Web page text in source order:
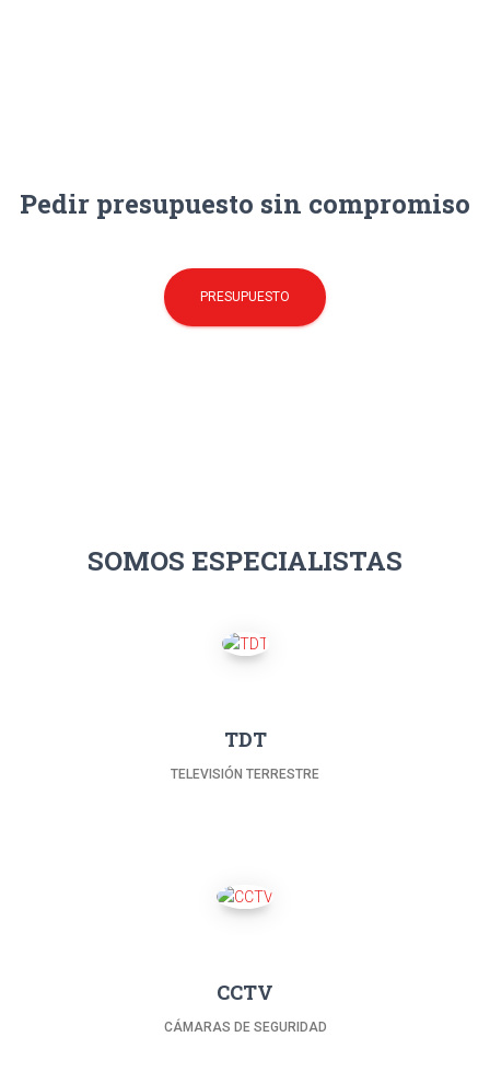
Pedir presupuesto sin compromiso
PRESUPUESTO
SOMOS ESPECIALISTAS
TDT
TELEVISIÓN TERRESTRE
CCTV
CÁMARAS DE SEGURIDAD